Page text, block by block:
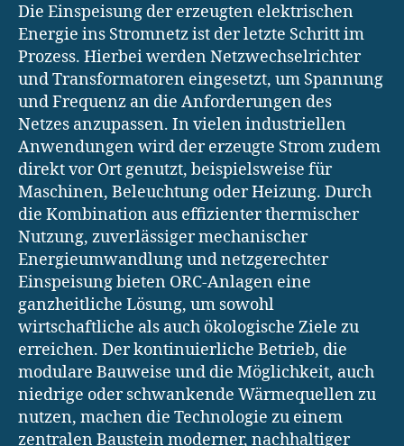
Die Einspeisung der erzeugten elektrischen
Energie ins Stromnetz ist der letzte Schritt im
Prozess. Hierbei werden Netzwechselrichter
und Transformatoren eingesetzt, um Spannung
und Frequenz an die Anforderungen des
Netzes anzupassen. In vielen industriellen
Anwendungen wird der erzeugte Strom zudem
direkt vor Ort genutzt, beispielsweise für
Maschinen, Beleuchtung oder Heizung. Durch
die Kombination aus effizienter thermischer
Nutzung, zuverlässiger mechanischer
Energieumwandlung und netzgerechter
Einspeisung bieten ORC-Anlagen eine
ganzheitliche Lösung, um sowohl
wirtschaftliche als auch ökologische Ziele zu
erreichen. Der kontinuierliche Betrieb, die
modulare Bauweise und die Möglichkeit, auch
niedrige oder schwankende Wärmequellen zu
nutzen, machen die Technologie zu einem
zentralen Baustein moderner, nachhaltiger